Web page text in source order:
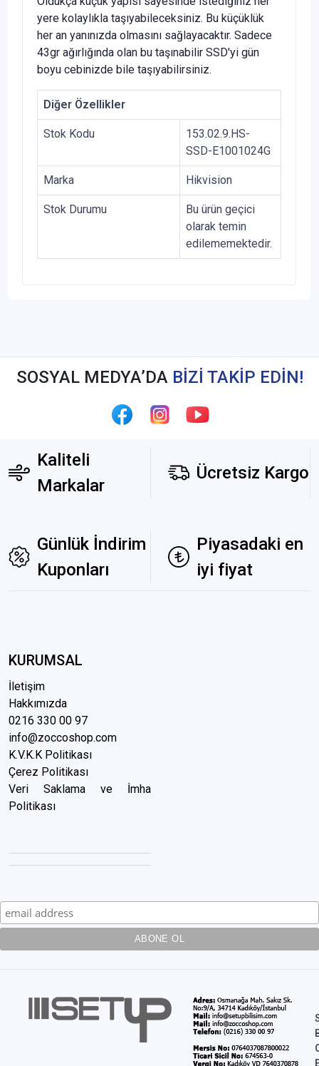
yere kolaylıkla taşıyabileceksiniz. Bu küçüklük
her an yanınızda olmasını sağlayacaktır. Sadece
43gr ağırlığında olan bu taşınabilir SSD'yi gün
boyu cebinizde bile taşıyabilirsiniz.
Diğer Özellikler
Stok Kodu
153.02.9.HS-
SSD-E1001024G
Marka Hikvision
Stok Durumu
Bu ürün geçici
olarak temin
edilememektedir.
SOSYAL MEDYA’DA BİZİ TAKİP EDİN!
Kaliteli
Markalar
Ücretsiz Kargo
Günlük İndirim
Kuponları
Piyasadaki en
iyi fiyat
KURUMSAL
İletişim
Hakkımızda
0216 330 00 97
info@zoccoshop.com
K.V.K.K Politikası
Çerez Politikası
Veri Saklama ve İmha
Politikası